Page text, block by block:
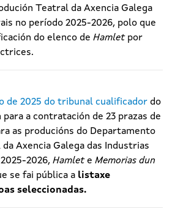
Teatral da Axencia Galega
no período 2025-2026, polo que
do elenco de Hamletpor
de 2025 do tribunal cualificador do
a contratación de 23 prazas de
as producións do Departamento
Axencia Galega das Industrias
2026, Hamlete Memorias dun
se fai pública a listaxe
seleccionadas.